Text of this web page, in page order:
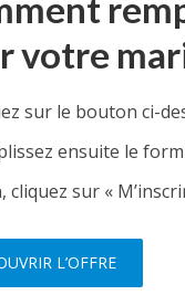
votre
sur le bouton ci-
ensuite le
cliquez sur «
L’OFFRE